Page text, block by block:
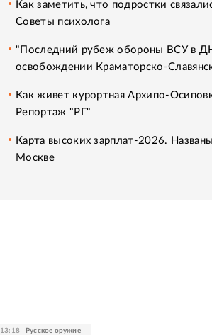
Как заметить, что подростки
Советы психолога
"Последний рубеж обороны ВСУ в
освобождении Краматорско-
Как живет курортная Архипо-
Репортаж "РГ"
Карта высоких зарплат-2026.
Москве
13:18 Русское оружие